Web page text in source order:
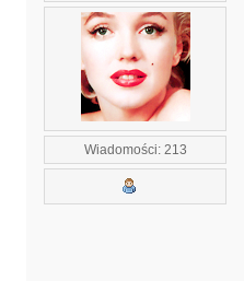
Wiadomości: 213